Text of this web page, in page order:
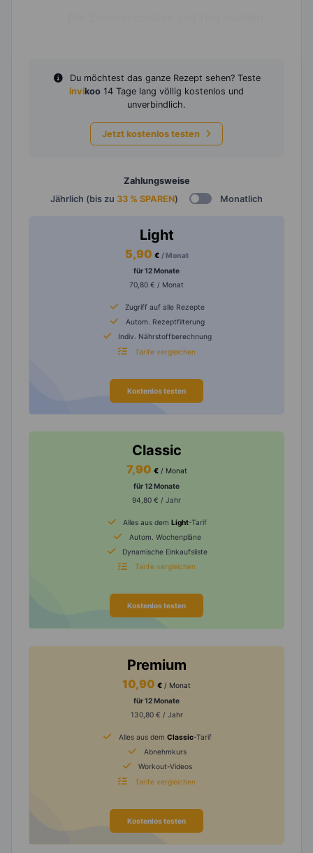
Du möchtest das ganze Rezept sehen? Teste
invikoo 14 Tage lang völlig kostenlos und
unverbindlich.
Jetzt kostenlos testen
Zahlungsweise
Jährlich (bis zu 33 % SPAREN) Monatlich
Light
5,90 € / Monat
für 12 Monate
70,80 € / Monat
Zugriff auf alle Rezepte
Autom. Rezeptfilterung
Indiv. Nährstoffberechnung
Tarife vergleichen
Kostenlos testen
Classic
7,90 € / Monat
für 12 Monate
94,80 € / Jahr
Alles aus dem Light-Tarif
Autom. Wochenpläne
Dynamische Einkaufsliste
Tarife vergleichen
Kostenlos testen
Premium
10,90 € / Monat
für 12 Monate
130,80 € / Jahr
Alles aus dem Classic-Tarif
Abnehmkurs
Workout-Videos
Tarife vergleichen
Kostenlos testen